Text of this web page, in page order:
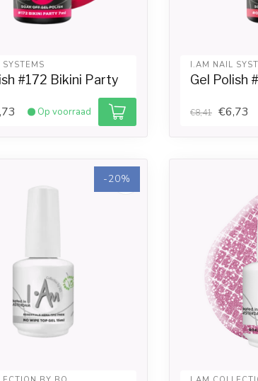
#172 Bikini Party
Op voorraad
I.AM NAIL
Gel Polish
€8,41 €6,73
-20%